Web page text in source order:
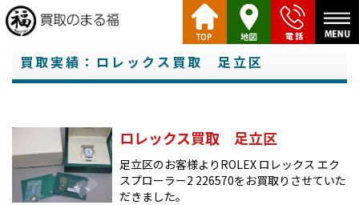
買取実績：ロレックス買取 足立区
ロレックス買取 足立区
足立区のお客様よりROLEX ロレックス エク
スプローラー2 226570をお買取りさせていた
だきました。